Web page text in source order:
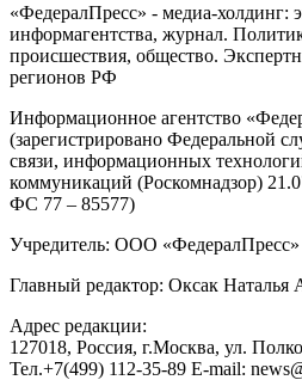
«ФедералПресс» - медиа-холдинг:
информагентства, журнал.
происшествия, общество.
регионов РФ
Информационное агентство
(зарегистрировано Федеральной
связи, информационных
коммуникаций (Роскомнадзор)
ФС 77 – 85577)
Учредитель: ООО «ФедералПресс»
Главный редактор: Оксак Наталья
Адрес редакции:
127018, Россия, г.Москва, ул.
Тел.+7(499) 112-35-89 E-mail: